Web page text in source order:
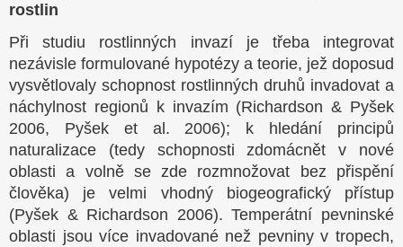
rostlin
Při studiu rostlinných invazí je třeba integrovat
nezávisle formulované hypotézy a teorie, jež doposud
vysvětlovaly schopnost rostlinných druhů invadovat a
náchylnost regionů k invazím (Richardson & Pyšek
2006, Pyšek et al. 2006); k hledání principů
naturalizace (tedy schopnosti zdomácnět v nové
oblasti a volně se zde rozmnožovat bez přispění
člověka) je velmi vhodný biogeografický přístup
(Pyšek & Richardson 2006). Temperátní pevninské
oblasti jsou více invadované než pevniny v tropech,